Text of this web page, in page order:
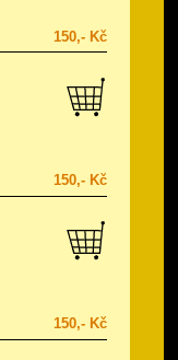
150,- Kč
150,- Kč
150,- Kč